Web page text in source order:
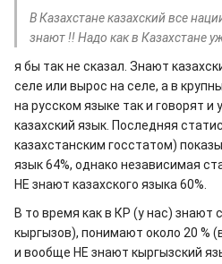
В Казахстане казахский все
знают !! Надо как в Казахстане
я бы так не сказал. Знают
селе или вырос на селе, а в
на русском языке так и говорят
казахский язык. Последняя
казахстанским госстатом)
язык 64%, однако независимая
НЕ знают казахского языка 60%.
В то время как в КР (у нас) знают
кыргызов), понимают около 20 %
и вообще НЕ знают кыргызский